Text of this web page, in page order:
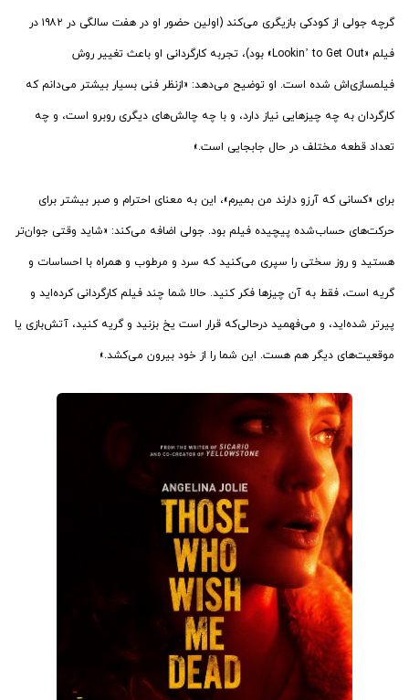
گرچه جولی از کودکی بازیگری می‌کند (اولین حضور او در هفت سالگی در ۱۹۸۲ در
فیلم «Lookin’ to Get Out» بود)، تجربه کارگردانی او باعث تغییر روش
فیلمسازی‌اش شده است. او توضیح می‌دهد: «ازنظر فنی بسیار بیشتر می‌دانم كه
كارگردان به چه چیزهایی نیاز دارد، و با چه چالش‌های دیگری روبرو است، و چه
تعداد قطعه مختلف در حال جابجایی است.»
برای «کسانی که آرزو دارند من بمیرم»، این به معنای احترام و صبر بیشتر برای
حرکت‌های حساب‌شده پیچیده فیلم بود. جولی اضافه می‌کند: «شاید وقتی جوان‌تر
هستید و روز سختی را سپری می‌کنید كه سرد و مرطوب و همراه با احساسات و
گریه است، فقط به آن چیزها فکر کنید. حالا شما چند فیلم کارگردانی کرده‌اید و
پیرتر شده‌اید، و می‌فهمید درحالی‌که قرار است یخ بزنید و گریه کنید، آتش‌بازی یا
موقعیت‌های دیگر هم هست. این شما را از خود بیرون می‌کشد.»